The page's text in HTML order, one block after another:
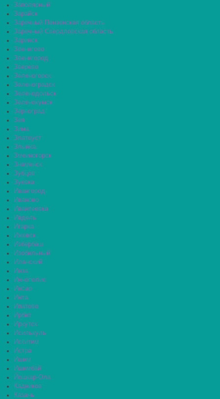
Заполярный
Зарайск
Заречный Пензенская область
Заречный Свердловская область
Заринск
Звенигово
Звенигород
Зверево
Зеленогорск
Зеленоградск
Зеленодольск
Зеленокумск
Зерноград
Зея
Зима
Златоуст
Злынка
Змеиногорск
Знаменск
Зубцов
Зуевка
Ивангород
Иваново
Ивантеевка
Ивдель
Игарка
Ижевск
Избербаш
Изобильный
Иланский
Инза
Иннополис
Инсар
Инта
Ипатово
Ирбит
Иркутск
Исилькуль
Искитим
Истра
Ишим
Ишимбай
Йошкар-Ола
Кадников
Казань